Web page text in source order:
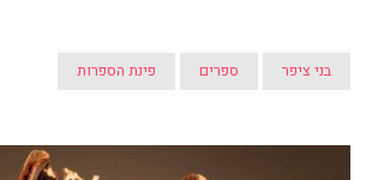
בני ציפר ספרים פינת הספרות